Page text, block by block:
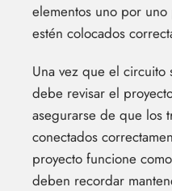
elementos uno por
estén colocados
Una vez que el circuito
debe revisar el
asegurarse de que los
conectados
proyecto funcione
deben recordar